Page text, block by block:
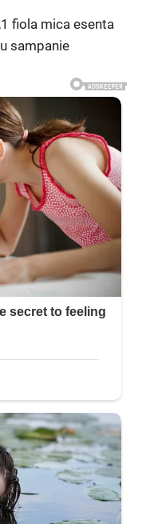
fiola mica esenta
sampanie